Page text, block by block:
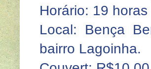
Horário: 19 horas
Local: Bença
bairro Lagoinha.